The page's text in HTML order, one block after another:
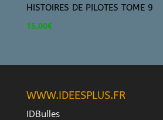
HISTOIRES DE PILOTES TOME 9
15,00€
WWW.IDEESPLUS.FR
IDBulles